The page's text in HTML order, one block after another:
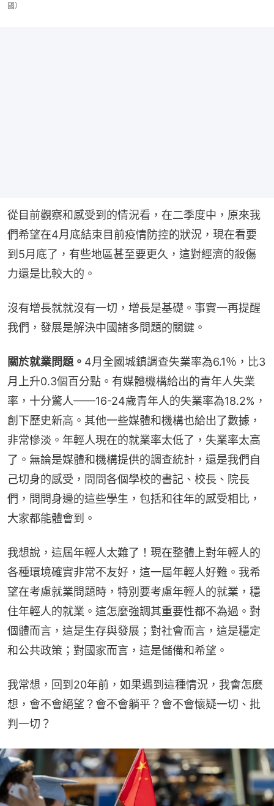
國）
從目前觀察和感受到的情況看，在二季度中，原來我
們希望在4月底結束目前疫情防控的狀況，現在看要
到5月底了，有些地區甚至要更久，這對經濟的殺傷
力還是比較大的。
沒有增長就就沒有一切，增長是基礎。事實一再提醒
我們，發展是解決中國諸多問題的關鍵。
關於就業問題。 4月全國城鎮調查失業率為6.1％，比3
月上升0.3個百分點。有媒體機構給出的青年人失業
率，十分驚人——16-24歲青年人的失業率為18.2%，
創下歷史新高。其他一些媒體和機構也給出了數據，
非常慘淡。年輕人現在的就業率太低了，失業率太高
了。無論是媒體和機構提供的調查統計，還是我們自
己切身的感受，問問各個學校的書記、校長、院長
們，問問身邊的這些學生，包括和往年的感受相比，
大家都能體會到。
我想說，這屆年輕人太難了！現在整體上對年輕人的
各種環境確實非常不友好，這一屆年輕人好難。我希
望在考慮就業問題時，特別要考慮年輕人的就業，穩
住年輕人的就業。這怎麼強調其重要性都不為過。對
個體而言，這是生存與發展；對社會而言，這是穩定
和公共政策；對國家而言，這是儲備和希望。
我常想，回到20年前，如果遇到這種情況，我會怎麼
想，會不會絕望？會不會躺平？會不會懷疑一切、批
判一切？